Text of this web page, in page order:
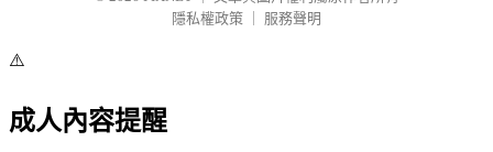
隱私權政策
服務聲明
⚠️
成人內容提醒